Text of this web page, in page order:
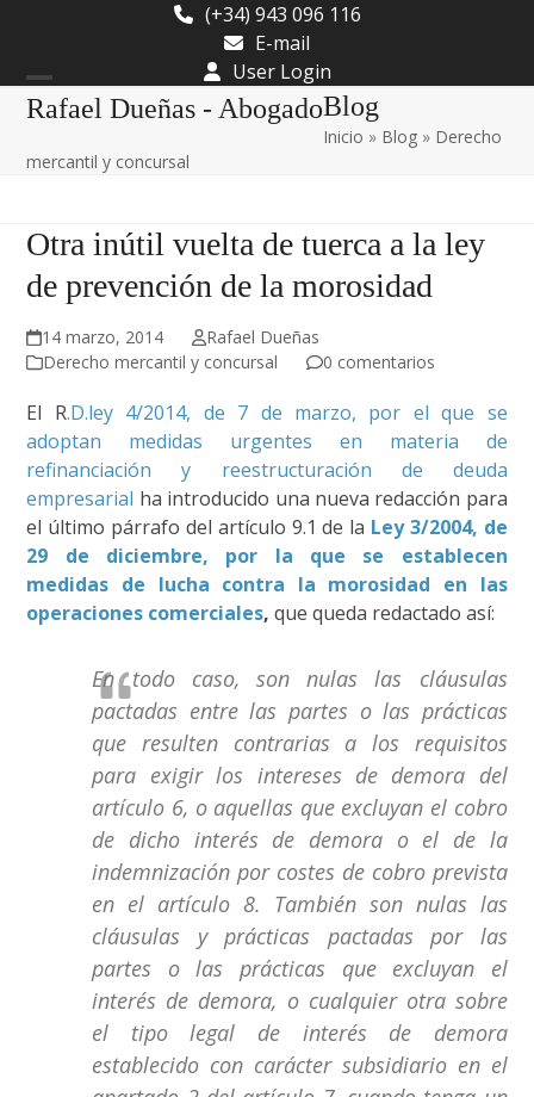
content
(+34) 943 096 116
E-mail
User Login
Rafael Dueñas - Abogado
Open
Close
Blog
Inicio » Blog » Derecho
mercantil y concursal
Otra inútil vuelta de tuerca a la ley
de prevención de la morosidad
14 marzo, 2014
Rafael Dueñas
Derecho mercantil y concursal
0 comentarios
El R.D.ley 4/2014, de 7 de marzo, por el que se
adoptan medidas urgentes en materia de
refinanciación y reestructuración de deuda
empresarial ha introducido una nueva redacción para
el último párrafo del artículo 9.1 de la Ley 3/2004, de
29 de diciembre, por la que se establecen
medidas de lucha contra la morosidad en las
operaciones comerciales, que queda redactado así:
En todo caso, son nulas las cláusulas
pactadas entre las partes o las prácticas
que resulten contrarias a los requisitos
para exigir los intereses de demora del
artículo 6, o aquellas que excluyan el cobro
de dicho interés de demora o el de la
indemnización por costes de cobro prevista
en el artículo 8. También son nulas las
cláusulas y prácticas pactadas por las
partes o las prácticas que excluyan el
interés de demora, o cualquier otra sobre
el tipo legal de interés de demora
establecido con carácter subsidiario en el